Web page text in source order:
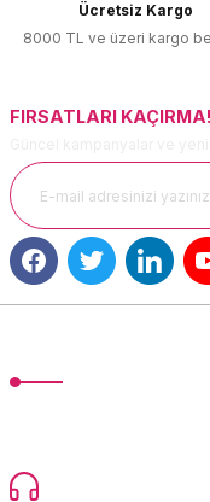
Ürün fiyatı diğer
Bu ürüne benzer
Ücretsiz Kargo
8000 TL ve üzeri kargo
FIRSATLARI KAÇIRMA!